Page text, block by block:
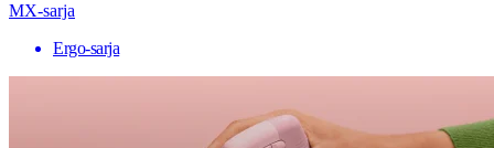
MX-sarja
Ergo-sarja